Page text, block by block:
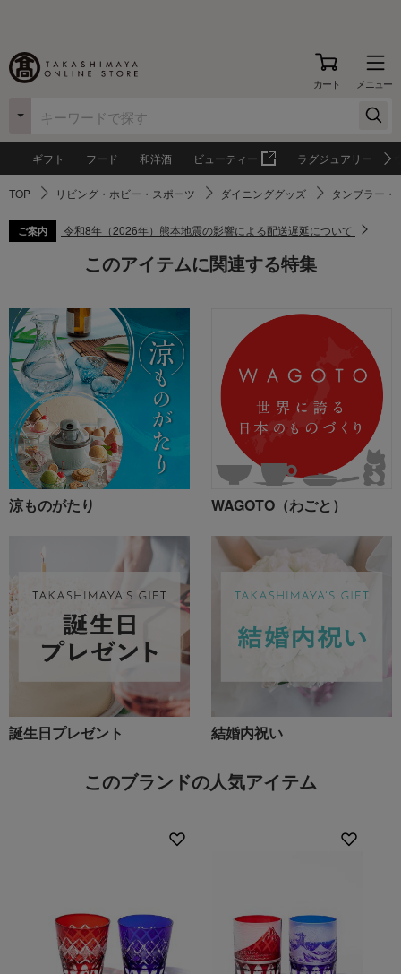
カート メニュー
ギフト フード 和洋酒 ビューティー ラグジュアリー
TOP リビング・ホビー・スポーツ ダイニンググッズ タンブラー・
ご案内 令和8年（2026年）熊本地震の影響による配送遅延について
このアイテムに関連する特集
涼ものがたり WAGOTO（わごと）
誕生日プレゼント 結婚内祝い
このブランドの人気アイテム